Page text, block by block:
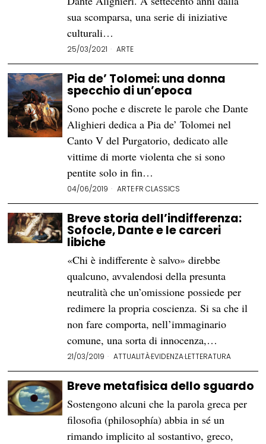
sua scomparsa, una serie di iniziative
culturali…
25/03/2021 ARTE
Pia de’ Tolomei: una donna
specchio di un’epoca
Sono poche e discrete le parole che Dante
Alighieri dedica a Pia de’ Tolomei nel
Canto V del Purgatorio, dedicato alle
vittime di morte violenta che si sono
pentite solo in fin…
04/06/2019 ARTE·FR CLASSICS
Breve storia dell’indifferenza:
Sofocle, Dante e le carceri
libiche
«Chi è indifferente è salvo» direbbe
qualcuno, avvalendosi della presunta
neutralità che un’omissione possiede per
redimere la propria coscienza. Si sa che il
non fare comporta, nell’immaginario
comune, una sorta di innocenza,…
21/03/2019 ATTUALITÀ·EVIDENZA·LETTERATURA
Breve metafisica dello sguardo
Sostengono alcuni che la parola greca per
filosofia (philosophía) abbia in sé un
rimando implicito al sostantivo, greco,